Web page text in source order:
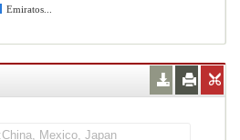
Emiratos...